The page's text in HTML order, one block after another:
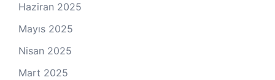
Haziran 2025
Mayıs 2025
Nisan 2025
Mart 2025